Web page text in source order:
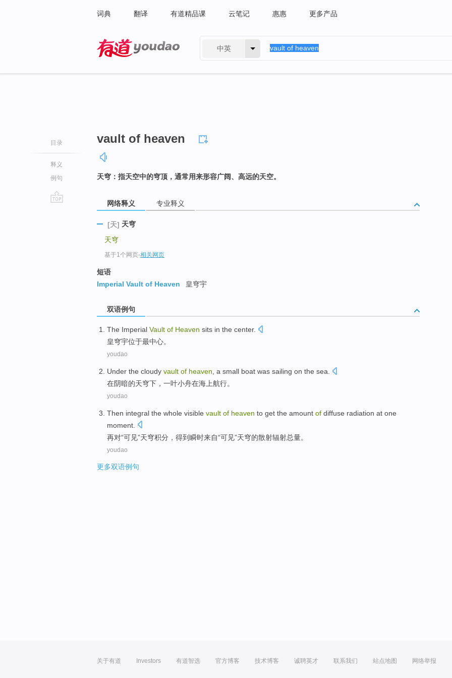
词典 翻译 有道精品课 云笔记 惠惠 更多产品
中英
目录
释义
例句
vault of heaven
天穹：指天空中的穹顶，通常用来形容广阔、高远的天空。
网络释义 专业释义
[天] 天穹
天穹
基于1个网页-相关网页
短语
Imperial Vault of Heaven
皇穹宇
双语例句
The Imperial Vault of Heaven sits in the center.
皇穹宇位于最中心。
youdao
Under the cloudy vault of heaven a small boat was sailing on the sea
在阴暗的天穹下， 一叶小舟在海上航行。
youdao
Then integral the whole visible vault of heaven to get the amount of diffuse radiation at one
moment.
再对“可见”天穹积分 ， 得到瞬时来自“可见”天穹的散射辐射总量。
youdao
更多双语例句
关于有道 Investors 有道智选 官方博客 技术博客 诚聘英才 联系我们 站点地图 网络举报